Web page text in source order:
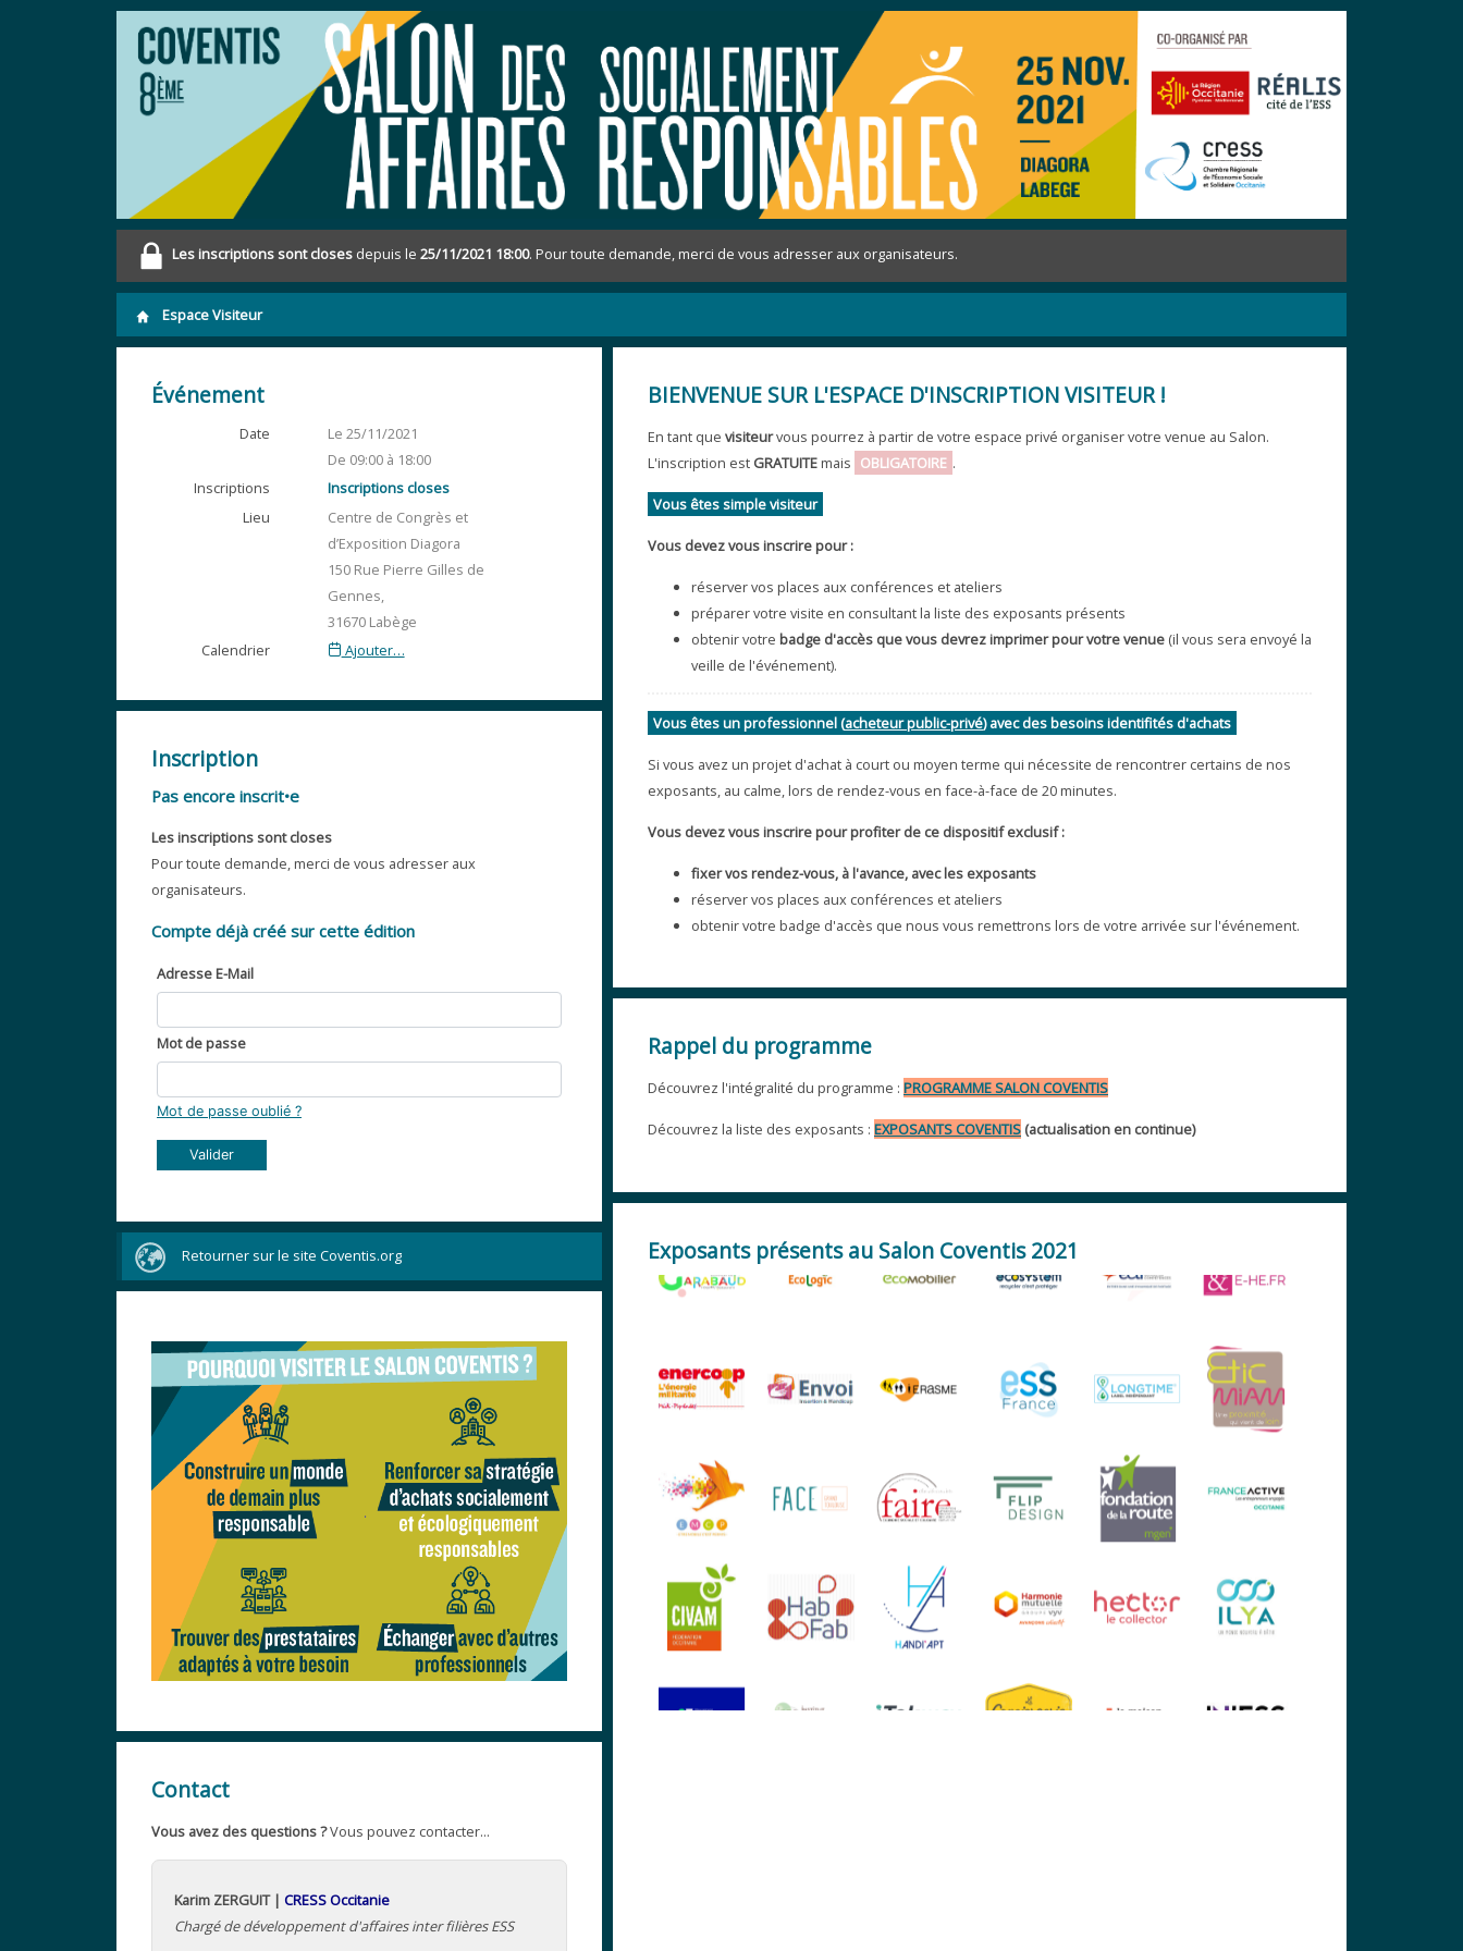
Les inscriptions sont closes depuis le 25/11/2021 18:00. Pour toute demande, merci de vous adresser aux organisateurs.
Espace Visiteur
Événement
Date
Le 25/11/2021
De 09:00 à 18:00
Inscriptions
Inscriptions closes
Lieu
Centre de Congrès et
d’Exposition Diagora
150 Rue Pierre Gilles de
Gennes,
31670 Labège
Calendrier
Ajouter…
Inscription
Pas encore inscrit•e
Les inscriptions sont closes
Pour toute demande, merci de vous adresser aux
organisateurs.
Compte déjà créé sur cette édition
Adresse E-Mail
Mot de passe
Mot de passe oublié ?
Valider
Retourner sur le site Coventis.org
Contact
Vous avez des questions ?Vous pouvez contacter...
Karim ZERGUIT | CRESS Occitanie
Chargé de développement d'affaires inter filières ESS
BIENVENUE SUR L'ESPACE D'INSCRIPTION VISITEUR !
En tant que visiteurvous pourrez à partir de votre espace privé organiser votre venue au Salon.
L'inscription est GRATUITE mais OBLIGATOIRE .
Vous êtes simple visiteur
Vous devez vous inscrire pour :
réserver vos places aux conférences et ateliers
préparer votre visite en consultant la liste des exposants présents
obtenir votre badge d'accès que vous devrez imprimer pour votre venue (il vous sera envoyé la
veille de l'événement).
Vous êtes un professionnel (acheteur public-privé) avec des besoins identifités d'achats
Si vous avez un projet d'achat à court ou moyen terme qui nécessite de rencontrer certains de nos
exposants, au calme, lors de rendez-vous en face-à-face de 20 minutes.
Vous devez vous inscrire pour profiter de ce dispositif exclusif :
fixer vos rendez-vous, à l'avance, avec les exposants
réserver vos places aux conférences et ateliers
obtenir votre badge d'accès que nous vous remettrons lors de votre arrivée sur l'événement.
Rappel du programme
Découvrez l'intégralité du programme : PROGRAMME SALON COVENTIS
Découvrez la liste des exposants : EXPOSANTS COVENTIS (actualisation en continue)
Exposants présents au Salon Coventis 2021